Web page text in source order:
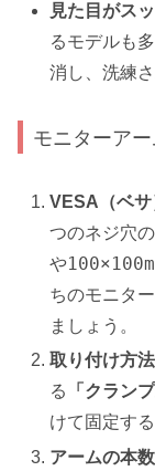
見た目がス
るモデルも
消し、洗練
モニターア
VESA（ベサ
つのネジ穴
や
ちのモニタ
ましょう。
取り付け方
る
「クランプ
けて固定す
アームの本